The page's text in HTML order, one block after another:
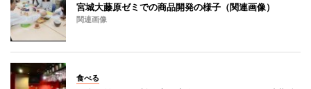
宮城大藤原ゼミでの商品開発の様子（関連画像）
関連画像
食べる